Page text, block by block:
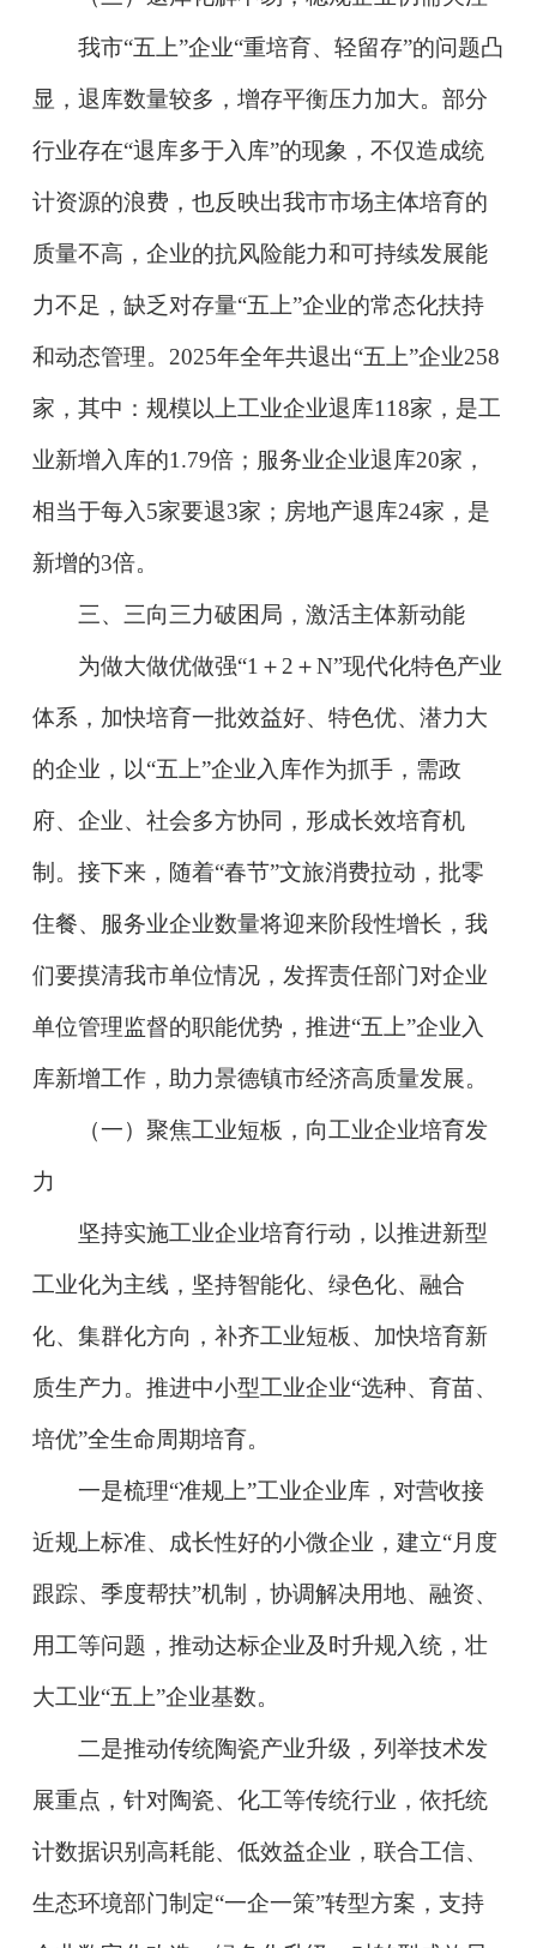
我市“五上”企业“重培育、轻留存”的问题凸
显，退库数量较多，增存平衡压力加大。部分
行业存在“退库多于入库”的现象，不仅造成统
计资源的浪费，也反映出我市市场主体培育的
质量不高，企业的抗风险能力和可持续发展能
力不足，缺乏对存量“五上”企业的常态化扶持
和动态管理。2025年全年共退出“五上”企业258
家，其中：规模以上工业企业退库118家，是工
业新增入库的1.79倍；服务业企业退库20家，
相当于每入5家要退3家；房地产退库24家，是
新增的3倍。
三、三向三力破困局，激活主体新动能
为做大做优做强“1＋2＋N”现代化特色产业
体系，加快培育一批效益好、特色优、潜力大
的企业，以“五上”企业入库作为抓手，需政
府、企业、社会多方协同，形成长效培育机
制。接下来，随着“春节”文旅消费拉动，批零
住餐、服务业企业数量将迎来阶段性增长，我
们要摸清我市单位情况，发挥责任部门对企业
单位管理监督的职能优势，推进“五上”企业入
库新增工作，助力景德镇市经济高质量发展。
（一）聚焦工业短板，向工业企业培育发
力
坚持实施工业企业培育行动，以推进新型
工业化为主线，坚持智能化、绿色化、融合
化、集群化方向，补齐工业短板、加快培育新
质生产力。推进中小型工业企业“选种、育苗、
培优”全生命周期培育。
一是梳理“准规上”工业企业库，对营收接
近规上标准、成长性好的小微企业，建立“月度
跟踪、季度帮扶”机制，协调解决用地、融资、
用工等问题，推动达标企业及时升规入统，壮
大工业“五上”企业基数。
二是推动传统陶瓷产业升级，列举技术发
展重点，针对陶瓷、化工等传统行业，依托统
计数据识别高耗能、低效益企业，联合工信、
生态环境部门制定“一企一策”转型方案，支持